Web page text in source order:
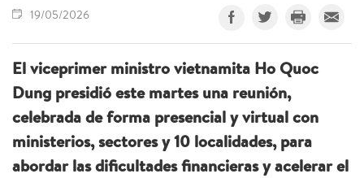
19/05/2026
El viceprimer ministro vietnamita Ho Quoc
Dung presidió este martes una reunión,
celebrada de forma presencial y virtual con
ministerios, sectores y 10 localidades, para
abordar las dificultades financieras y acelerar el